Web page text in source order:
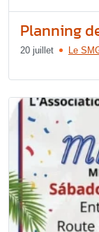
Planning
20 juillet Le